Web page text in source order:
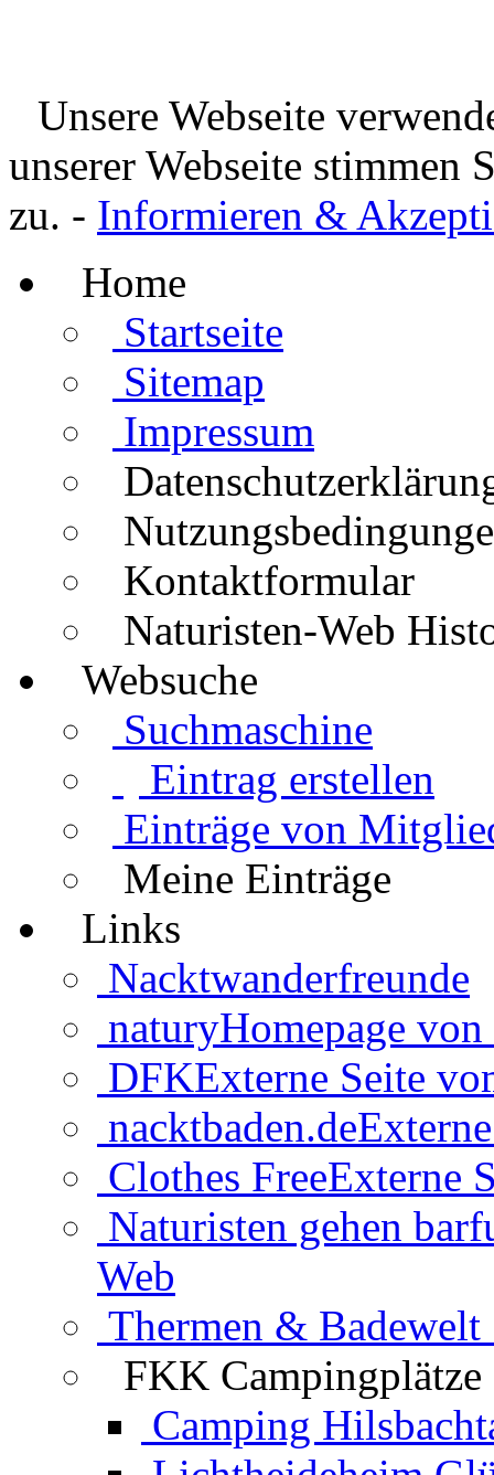
Unsere Webseite
unserer Webseite stimmen
zu. - Informieren &
Home
Startseite
Sitemap
Impressum
Kontaktformular
Naturisten-Web
Websuche
Suchmaschine
Eintrag erstellen
Einträge von
Meine Einträge
Links
Nacktwanderfreunde
naturyHomepage
DFKExterne Seite
nacktbaden.de
Clothes FreeExterne
Naturisten gehen
Web
Thermen & Badewelt
FKK Campingplätze
Camping